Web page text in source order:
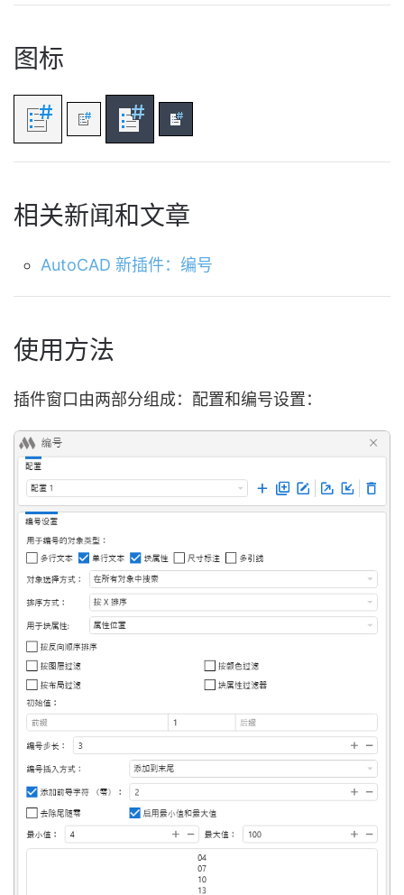
图标
相关新闻和文章
AutoCAD 新插件：编号
使用方法
插件窗口由两部分组成：配置和编号设置：